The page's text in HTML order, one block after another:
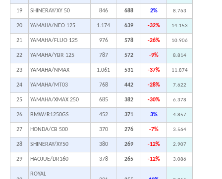
19 SHINERAY/XY 50 846 688 2% 8.763
20 YAMAHA/NEO 125 1.174 639 -32% 14.153
21 YAMAHA/FLUO 125 976 578 -26% 10.906
22 YAMAHA/YBR 125 787 572 -9% 8.814
23 YAMAHA/NMAX 1.061 531 -37% 11.874
24 YAMAHA/MT03 768 442 -28% 7.622
25 YAMAHA/XMAX 250 685 382 -30% 6.378
26 BMW/R1250GS 452 371 3% 4.857
27 HONDA/CB 500 370 276 -7% 3.564
28 SHINERAY/XY50 380 269 -12% 2.907
29 HAOJUE/DR160 378 265 -12% 3.086
ROYAL